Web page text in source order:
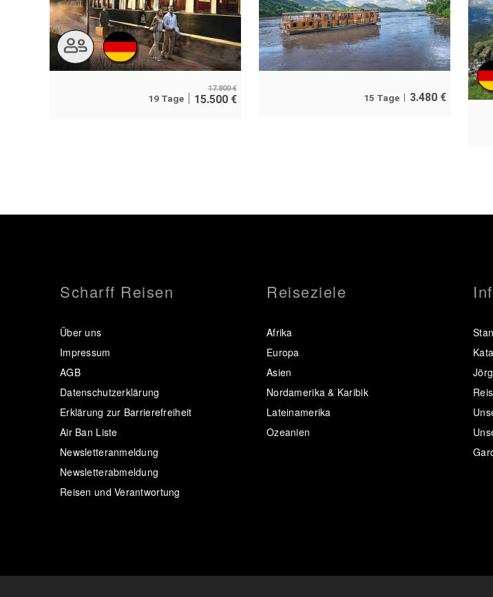
19 Tage
17.800 €
15.500 € 15 Tage 3.480 €
Scharff Reisen
Über uns
Impressum
AGB
Datenschutzerklärung
Erklärung zur Barrierefreiheit
Air Ban Liste
Newsletteranmeldung
Newsletterabmeldung
Reisen und Verantwortung
Reiseziele
Afrika
Europa
Asien
Nordamerika & Karibik
Lateinamerika
Ozeanien